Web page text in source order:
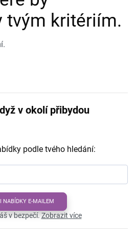
tvým kritériím.
v okolí přibydou
podle tvého hledání:
NABÍDKY E-MAILEM
v bezpečí.Zobrazit více